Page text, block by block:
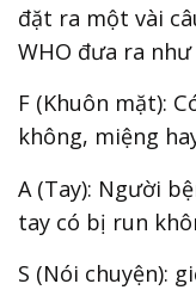
đặt ra một vài
WHO đưa ra như
F (Khuôn mặt):
không, miệng
A (Tay): Người
tay có bị run
S (Nói chuyện):